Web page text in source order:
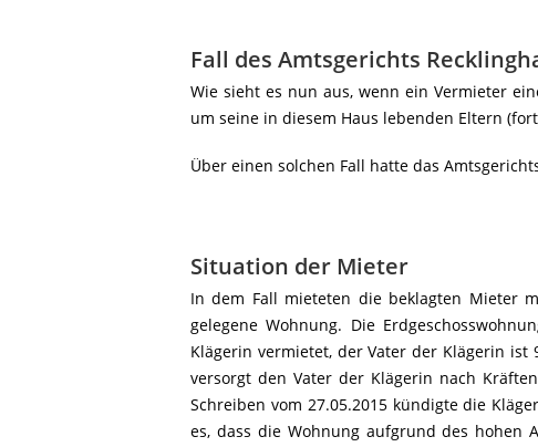
Fall des Amtsgerichts
Wie sieht es nun aus, wenn ein Vermieter
um seine in diesem Haus lebenden Eltern
Über einen solchen Fall hatte das
Situation der Mieter
In dem Fall mieteten die beklagten Mieter
gelegene Wohnung. Die
Klägerin vermietet, der Vater der Klägerin
versorgt den Vater der Klägerin nach
Schreiben vom 27.05.2015 kündigte die
es, dass die Wohnung aufgrund des hohen